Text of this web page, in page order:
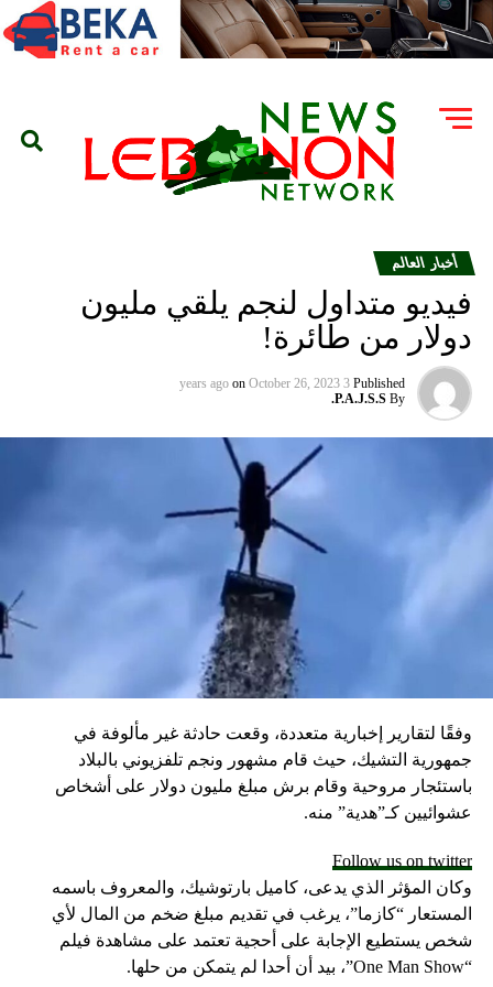
أخبار العالم
فيديو متداول لنجم يلقي مليون
دولار من طائرة!
Published
3 years ago
on October 26, 2023
By
P.A.J.S.S.
وفقًا لتقارير إخبارية متعددة، وقعت حادثة غير مألوفة في
جمهورية التشيك، حيث قام مشهور ونجم تلفزيوني بالبلاد
باستئجار مروحية وقام برش مبلغ مليون دولار على أشخاص
عشوائيين كـ”هدية” منه.
Follow us on twitter
وكان المؤثر الذي يدعى، كاميل بارتوشيك، والمعروف باسمه
المستعار “كازما”، يرغب في تقديم مبلغ ضخم من المال لأي
شخص يستطيع الإجابة على أحجية تعتمد على مشاهدة فيلم
“One Man Show”، بيد أن أحدا لم يتمكن من حلها.